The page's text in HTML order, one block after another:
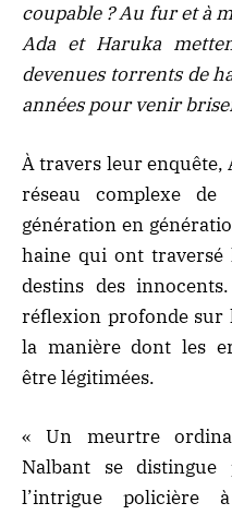
coupable ? Au fur et à
Ada et Haruka
devenues torrents de
années pour venir
À travers leur enquête,
réseau complexe
génération en
haine qui ont traversé
destins des
réflexion profonde sur
la manière dont les
être légitimées.
« Un meurtre
Nalbant se
l’intrigue policière